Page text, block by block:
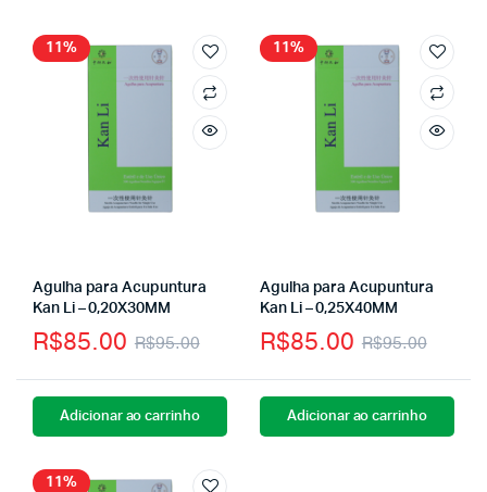
11%
Agulha para Acupuntura
Kan Li – 0,20X30MM
R$95.00
R$85.00
Adicionar ao carrinho
11%
Agulha para Acupuntura
Kan Li – 0,25X40MM
R$95.00
R$85.00
Adicionar ao carrinho
11%